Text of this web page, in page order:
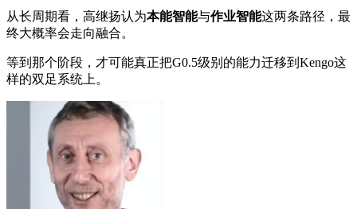
从长周期看，高继扬认为本能智能与作业智能这两条路径，最
终大概率会走向融合。
等到那个阶段，才可能真正把G0.5级别的能力迁移到Kengo这
样的双足系统上。